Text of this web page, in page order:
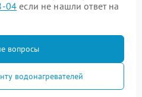
04 если не нашли ответ на
вопросы
водонагревателей